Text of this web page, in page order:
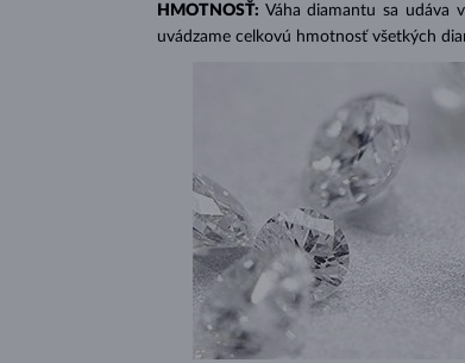
HMOTNOSŤ: Váha diamantu sa udáva
uvádzame celkovú hmotnosť všetkých